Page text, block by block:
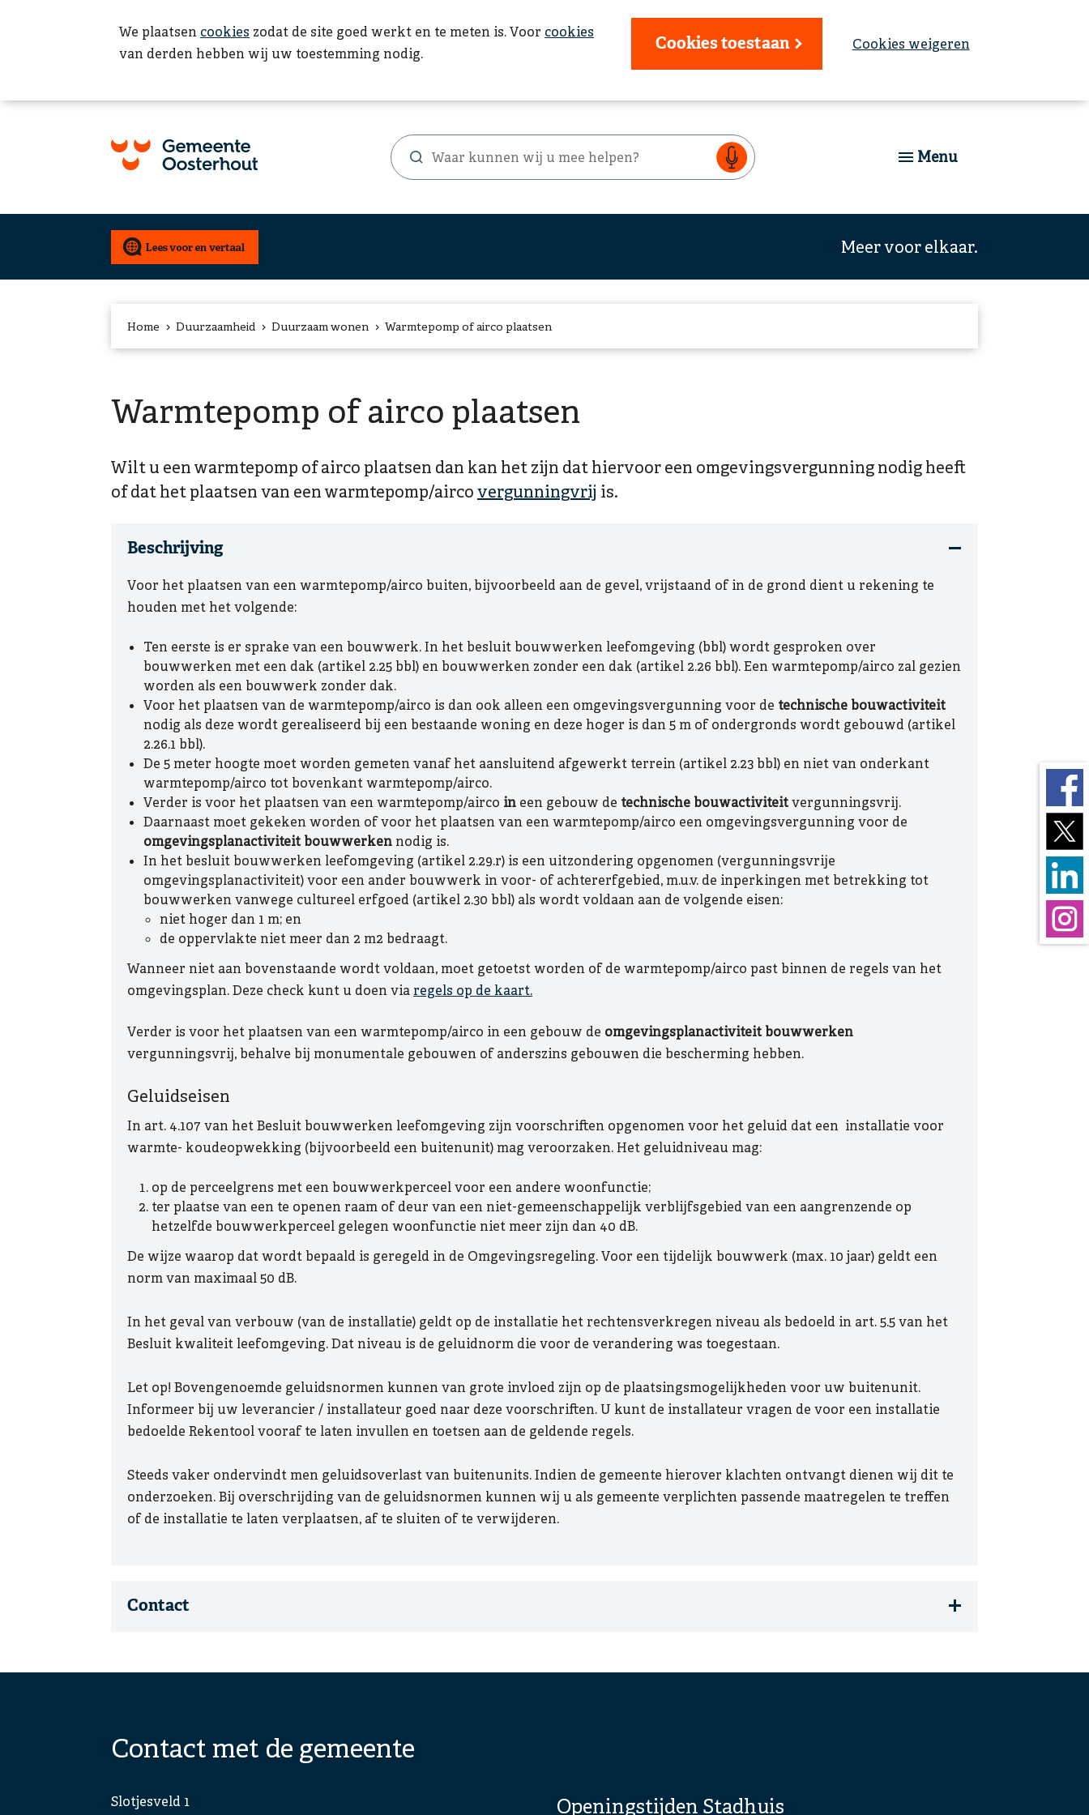
We plaatsen cookies zodat de site goed werkt en te meten is. Voor cookies
van derden hebben wij uw toestemming nodig.
Cookies toestaan Cookies weigeren
Zoekformulier
Waar
kunnen
wij
Menu
Meer voor elkaar.
Home Duurzaamheid Duurzaam wonen Warmtepomp of airco plaatsen
Warmtepomp of airco plaatsen
Wilt u een warmtepomp of airco plaatsen dan kan het zijn dat hiervoor een omgevingsvergunning nodig heeft
of dat het plaatsen van een warmtepomp/aircovergunningvrij is.
Beschrijving
Voor het plaatsen van een warmtepomp/airco buiten, bijvoorbeeld aan de gevel, vrijstaand of in de grond dient u rekening te
houden met het volgende:
Ten eerste is er sprake van een bouwwerk. In het besluit bouwwerken leefomgeving (bbl) wordt gesproken over
bouwwerken met een dak (artikel 2.25 bbl) en bouwwerken zonder een dak (artikel 2.26 bbl). Een warmtepomp/airco zal gezien
worden als een bouwwerk zonder dak.
Voor het plaatsen van de warmtepomp/airco is dan ook alleen een omgevingsvergunning voor de technische bouwactiviteit
nodig als deze wordt gerealiseerd bij een bestaande woning en deze hoger is dan 5 m of ondergronds wordt gebouwd (artikel
2.26.1 bbl).
De 5 meter hoogte moet worden gemeten vanaf het aansluitend afgewerkt terrein (artikel 2.23 bbl) en niet van onderkant
warmtepomp/airco tot bovenkant warmtepomp/airco.
Verder is voor het plaatsen van een warmtepomp/airco in een gebouw de technische bouwactiviteitvergunningsvrij.
Daarnaast moet gekeken worden of voor het plaatsen van een warmtepomp/airco een omgevingsvergunning voor de
omgevingsplanactiviteit bouwwerken nodig is.
In het besluit bouwwerken leefomgeving (artikel 2.29.r) is een uitzondering opgenomen (vergunningsvrije
omgevingsplanactiviteit) voor een ander bouwwerk in voor- of achtererfgebied, m.u.v. de inperkingen met betrekking tot
bouwwerken vanwege cultureel erfgoed (artikel 2.30 bbl) als wordt voldaan aan de volgende eisen:
niet hoger dan 1 m; en
de oppervlakte niet meer dan 2 m2 bedraagt.
Wanneer niet aan bovenstaande wordt voldaan, moet getoetst worden of de warmtepomp/airco past binnen de regels van het
omgevingsplan. Deze check kunt u doen via regels op de kaart.
Verder is voor het plaatsen van een warmtepomp/airco in een gebouw de omgevingsplanactiviteit bouwwerken
vergunningsvrij, behalve bij monumentale gebouwen of anderszins gebouwen die bescherming hebben.
Geluidseisen
In art. 4.107 van het Besluit bouwwerken leefomgeving zijn voorschriften opgenomen voor het geluid dat een installatie voor
warmte- koudeopwekking (bijvoorbeeld een buitenunit) mag veroorzaken. Het geluidniveau mag:
op de perceelgrens met een bouwwerkperceel voor een andere woonfunctie;
ter plaatse van een te openen raam of deur van een niet-gemeenschappelijk verblijfsgebied van een aangrenzende op
hetzelfde bouwwerkperceel gelegen woonfunctie niet meer zijn dan 40 dB.
De wijze waarop dat wordt bepaald is geregeld in de Omgevingsregeling. Voor een tijdelijk bouwwerk (max. 10 jaar) geldt een
norm van maximaal 50 dB.
In het geval van verbouw (van de installatie) geldt op de installatie het rechtensverkregen niveau als bedoeld in art. 5.5 van het
Besluit kwaliteit leefomgeving. Dat niveau is de geluidnorm die voor de verandering was toegestaan.
Let op! Bovengenoemde geluidsnormen kunnen van grote invloed zijn op de plaatsingsmogelijkheden voor uw buitenunit.
Informeer bij uw leverancier / installateur goed naar deze voorschriften. U kunt de installateur vragen de voor een installatie
bedoelde Rekentool vooraf te laten invullen en toetsen aan de geldende regels.
Steeds vaker ondervindt men geluidsoverlast van buitenunits. Indien de gemeente hierover klachten ontvangt dienen wij dit te
onderzoeken. Bij overschrijding van de geluidsnormen kunnen wij u als gemeente verplichten passende maatregelen te treffen
of de installatie te laten verplaatsen, af te sluiten of te verwijderen.
Contact
Contact met de gemeente
Slotjesveld 1
Openingstijden Stadhuis